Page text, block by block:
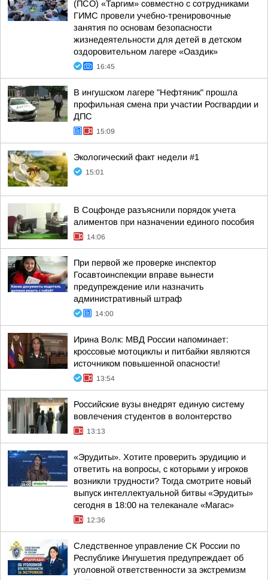
(ПСО) «Таргим» совместно с сотрудниками
ГИМС провели учебно-тренировочные
занятия по основам безопасности
жизнедеятельности для детей в детском
оздоровительном лагере «Оаздик»
16:45
В ингушском лагере "Нефтяник" прошла
профильная смена при участии Росгвардии и
ДПС
15:09
Экологический факт недели #1
15:01
В Соцфонде разъяснили порядок учета
алиментов при назначении единого пособия
14:06
При первой же проверке инспектор
Госавтоинспекции вправе вынести
предупреждение или назначить
административный штраф
14:00
Ирина Волк: МВД России напоминает:
кроссовые мотоциклы и питбайки являются
источником повышенной опасности!
13:54
Российские вузы внедрят единую систему
вовлечения студентов в волонтерство
13:13
«Эрудиты». Хотите проверить эрудицию и
ответить на вопросы, с которыми у игроков
возникли трудности? Тогда смотрите новый
выпуск интеллектуальной битвы «Эрудиты»
сегодня в 18:00 на телеканале «Магас»
12:36
Следственное управление СК России по
Республике Ингушетия предупреждает об
уголовной ответственности за экстремизм